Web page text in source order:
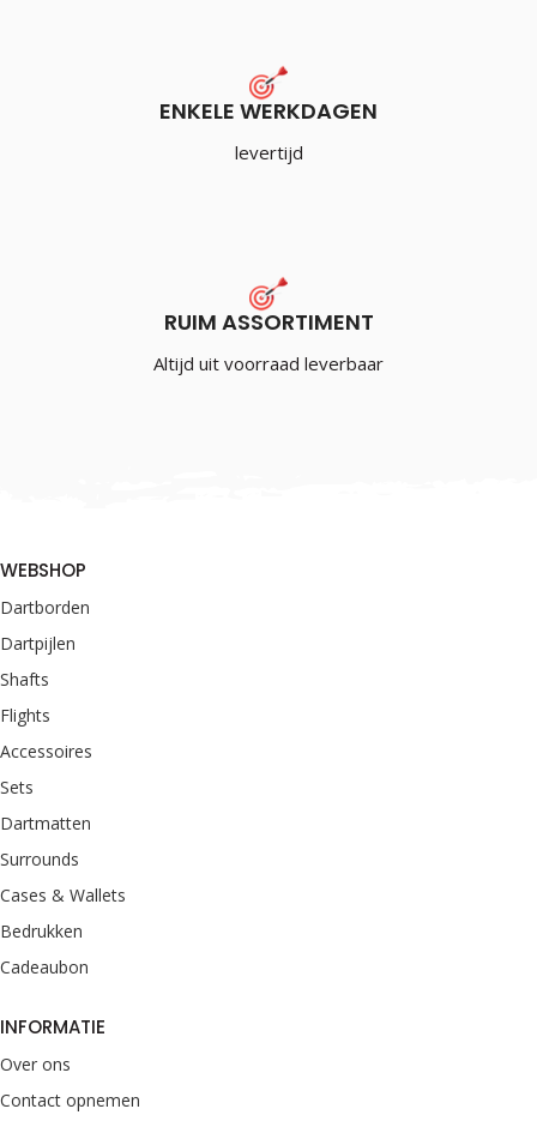
ENKELE WERKDAGEN
levertijd
RUIM ASSORTIMENT
Altijd uit voorraad leverbaar
WEBSHOP
Dartborden
Dartpijlen
Shafts
Flights
Accessoires
Sets
Dartmatten
Surrounds
Cases & Wallets
Bedrukken
Cadeaubon
INFORMATIE
Over ons
Contact opnemen